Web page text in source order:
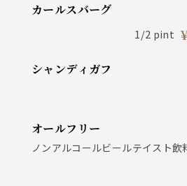
カールスバーグ
1/2 pint
シャンディガフ
オールフリー
ノンアルコールビールテイスト飲